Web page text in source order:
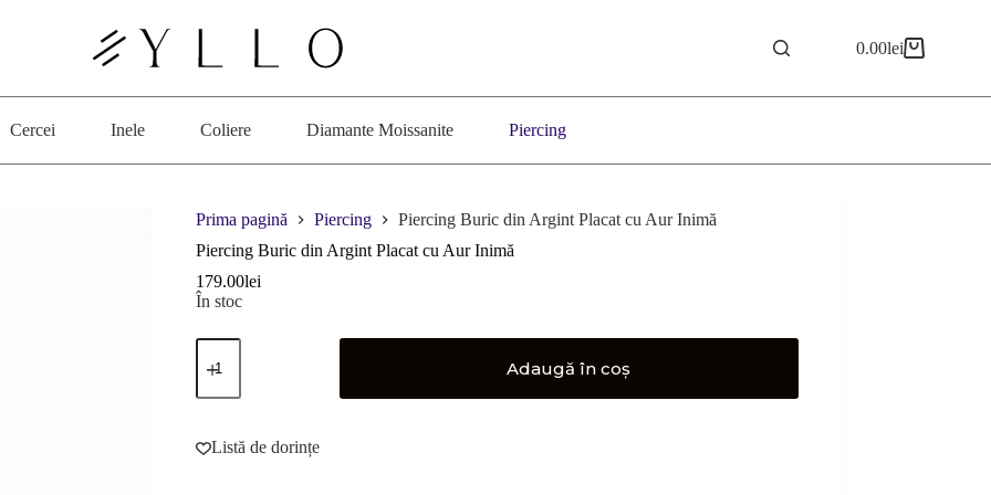
Coș
cumpărături
0.00lei
Cercei Inele Coliere Diamante Moissanite Piercing
Prima pagină Piercing
Piercing Buric din Argint Placat cu Aur Inimă
Piercing Buric din Argint Placat cu Aur Inimă
179.00lei
În stoc
Cantitate
Piercing
din
Placat
cu
Adaugă în coș
Listă de dorințe